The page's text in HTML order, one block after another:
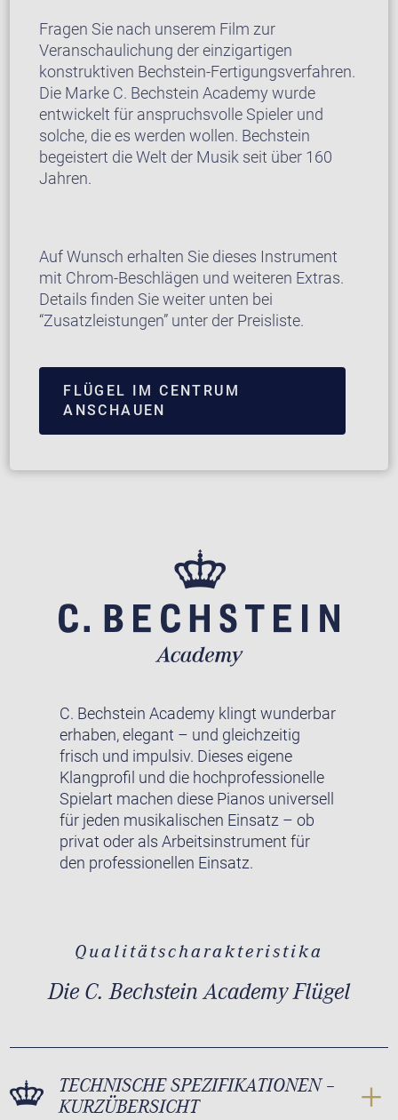
Fragen Sie nach unserem Film zur
Veranschaulichung der einzigartigen
konstruktiven Bechstein-Fertigungsverfahren.
Die Marke C. Bechstein Academy wurde
entwickelt für anspruchsvolle Spieler und
solche, die es werden wollen. Bechstein
begeistert die Welt der Musik seit über 160
Jahren.
Auf Wunsch erhalten Sie dieses Instrument
mit Chrom-Beschlägen und weiteren Extras.
Details finden Sie weiter unten bei
“Zusatzleistungen” unter der Preisliste.
FLÜGEL IM CENTRUM
ANSCHAUEN
C. Bechstein Academy klingt wunderbar
erhaben, elegant – und gleichzeitig
frisch und impulsiv. Dieses eigene
Klangprofil und die hochprofessionelle
Spielart machen diese Pianos universell
für jeden musikalischen Einsatz – ob
privat oder als Arbeitsinstrument für
den professionellen Einsatz.
Qualitätscharakteristika
Die C. Bechstein Academy Flügel
TECHNISCHE SPEZIFIKATIONEN –
KURZÜBERSICHT